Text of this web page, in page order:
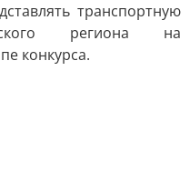
транспортную
региона на
конкурса.